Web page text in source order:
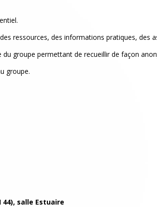
ressources, des informations pratiques, des
groupe permettant de recueillir de façon
groupe.
salle Estuaire